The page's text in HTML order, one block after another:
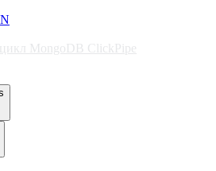
MongoDB ClickPipe